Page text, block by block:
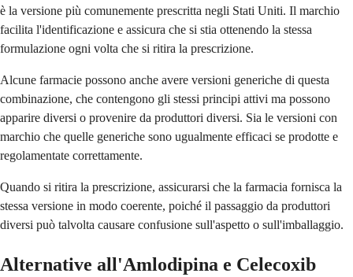
è la versione più comunemente prescritta negli Stati Uniti. Il marchio
facilita l'identificazione e assicura che si stia ottenendo la stessa
formulazione ogni volta che si ritira la prescrizione.
Alcune farmacie possono anche avere versioni generiche di questa
combinazione, che contengono gli stessi principi attivi ma possono
apparire diversi o provenire da produttori diversi. Sia le versioni con
marchio che quelle generiche sono ugualmente efficaci se prodotte e
regolamentate correttamente.
Quando si ritira la prescrizione, assicurarsi che la farmacia fornisca la
stessa versione in modo coerente, poiché il passaggio da produttori
diversi può talvolta causare confusione sull'aspetto o sull'imballaggio.
Alternative all'Amlodipina e Celecoxib